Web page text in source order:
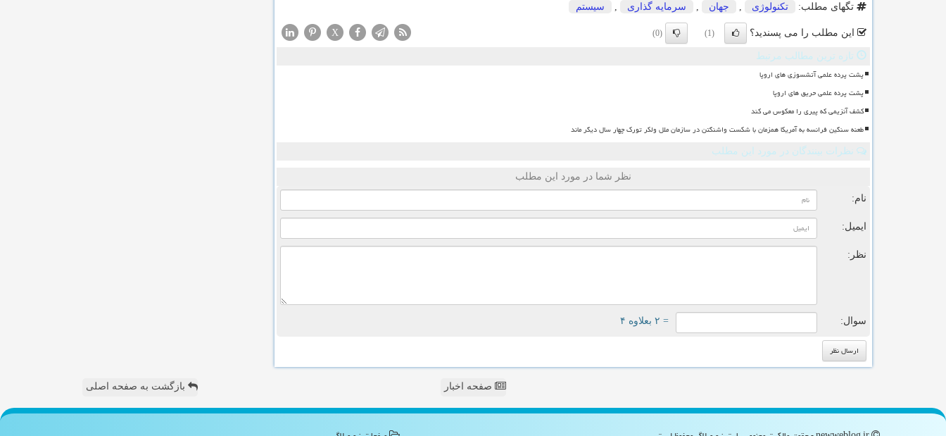
تگهای مطلب:
تكنولوژی جهان سرمایه گذاری سیستم
این مطلب را می پسندید؟ (1)
(0)
X
تازه ترین مطالب مرتبط
پشت پرده علمی آتشسوزی های اروپا
پشت پرده علمی حریق های اروپا
کشف آنزیمی که پیری را معکوس می کند
طعنه سنگین فرانسه به آمریکا همزمان با شکست واشنگتن در سازمان ملل ولکر تورک چهار سال دیگر ماند
نظرات بینندگان در مورد این مطلب
نظر شما در مورد این مطلب
نام:
ایمیل:
نظر:
سوال: = ۲ بعلاوه ۴
صفحه اخبار بازگشت به صفحه اصلی